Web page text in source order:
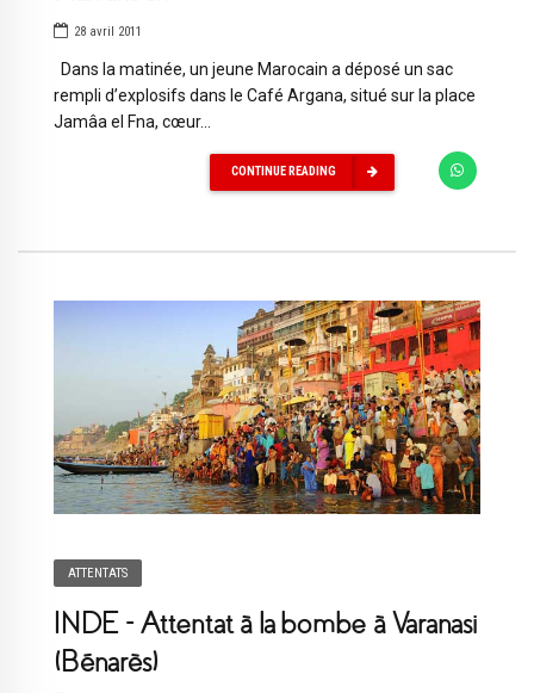
28 avril 2011
Dans la matinée, un jeune Marocain a déposé un sac
rempli d’explosifs dans le Café Argana, situé sur la place
Jamâa el Fna, cœur...
CONTINUE READING
ATTENTATS
INDE – Attentat à la bombe à Varanasi
(Bénarès)